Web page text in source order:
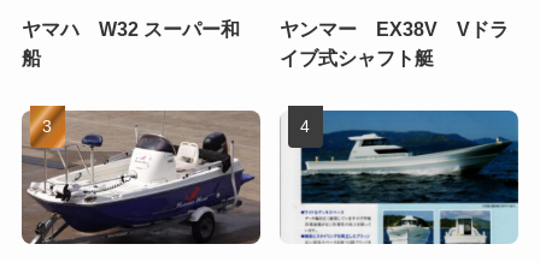
ヤマハ W32 スーパー和
船
ヤンマー EX38V Vドラ
イブ式シャフト艇